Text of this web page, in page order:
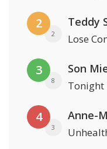
2
2
Teddy
Lose
3
8
Son
Tonight
4
3
Anne-